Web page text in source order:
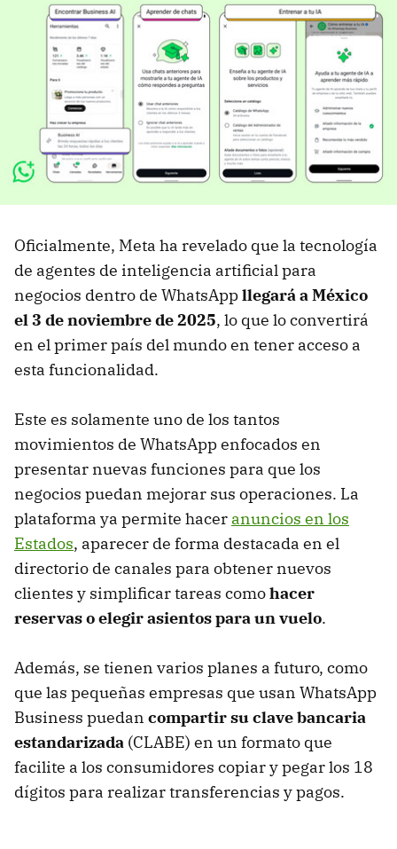
Oficialmente, Meta ha revelado que la tecnología
de agentes de inteligencia artificial para
negocios dentro de WhatsAppllegará a México
el3 de noviembre de 2025, lo que lo convertirá
en el primer país del mundo en tener acceso a
esta funcionalidad.
Este es solamente uno de los tantos
movimientos de WhatsApp enfocados en
presentar nuevas funciones para que los
negocios puedan mejorar sus operaciones. La
plataforma ya permite hacer anuncios en los
Estados, aparecer de forma destacada en el
directorio de canales para obtener nuevos
clientes y simplificar tareas comohacer
reservas o elegir asientos para un vuelo.
Además, se tienen varios planes a futuro, como
que las pequeñas empresas que usan WhatsApp
Business puedan compartir su clave bancaria
estandarizada (CLABE) en un formato que
facilite a los consumidores copiar y pegar los 18
dígitos para realizar transferencias y pagos.